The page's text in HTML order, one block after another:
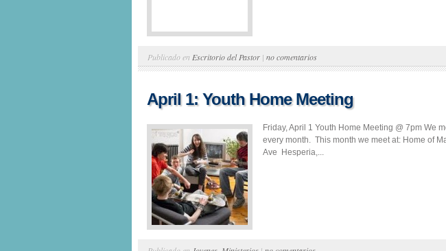
Publicado en Escritorio del Pastor | no comentarios
April 1: Youth Home Meeting
Friday, April 1 Youth Home Meeting @ 7pm We
every month. This month we meet at: Home of
Ave Hesperia,...